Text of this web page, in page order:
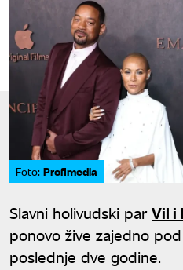
Foto: Profimedia
Slavni holivudski parVil i
ponovo žive zajedno
poslednje dve godine.